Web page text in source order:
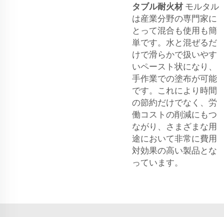
タブル耐火材 モルタル
は産業分野の専門家に
とって混合も使用も簡
単です。水と混ぜるだ
けで滑らかで扱いやす
いペースト状になり、
手作業での塗布が可能
です。これにより時間
の節約だけでなく、労
働コストの削減にもつ
ながり、さまざまな用
途において非常に費用
対効果の高い製品とな
っています。